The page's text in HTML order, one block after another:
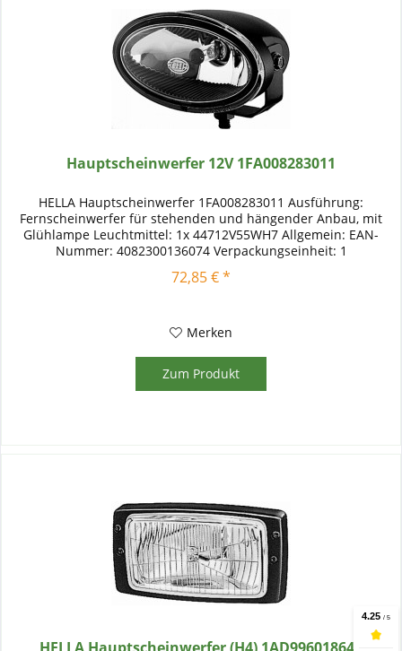
Hauptscheinwerfer 12V 1FA008283011
HELLA Hauptscheinwerfer 1FA008283011 Ausführung:
Fernscheinwerfer für stehenden und hängender Anbau, mit
Glühlampe Leuchtmittel: 1x 44712V55WH7 Allgemein: EAN-
Nummer: 4082300136074 Verpackungseinheit: 1
72,85 € *
Merken
Zum Produkt